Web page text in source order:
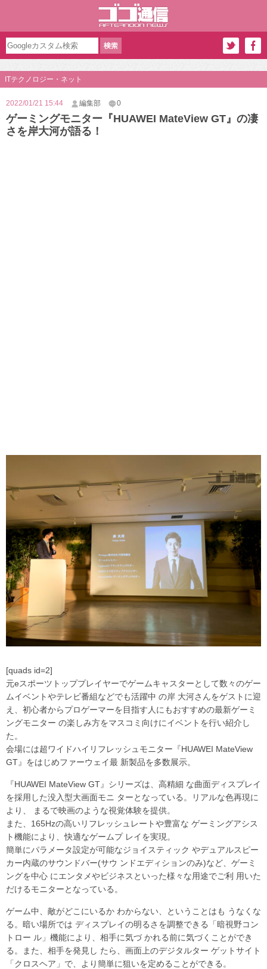
ITテクノロジー・ネット
2022/01/21 15:44 編集部 0
ゲーミングモニター『HUAWEI MateView GT』の凄
さを岸大河が語る！
[quads id=2]
元eスポーツトッププレイヤーでゲームキャスターとして数々のゲー
ムイベントやテレビ番組などでも活躍中 の岸 大河さんをゲストに迎
え、初心者からプロゲーマーを目指す人にもおすすめの最新ゲーミ
ングモニター の楽しみ方をマスコミ向けにイベントを行い紹介し
た。
会場には超ワイドハイリフレッシュモニター『HUAWEI MateView
GT』をはじめファーウェイ最 新製品を多数展示。
『HUAWEI MateView GT』シリーズは、高精細 な曲面ディスプレイ
を採用した没入型大画面モニ ターとなっている。リアルな色再現に
より、 まるで映画のような視覚体験を提供。
また、165Hzの高いリフレッシュレートや豊富な ゲーミングアシス
ト機能により、快適なゲームプ レイを実現。
簡単にパラメータ設定が可能なジョイスティック やデュアルスピー
カー内蔵のサウンドバー(サウ ンドエディションのみ)など、ゲーミ
ングを中心 にエンタメやビジネスといった様々な用途でご利 用いた
だけるモニターとなっている。
ゲーム中、敵がどこにいるか わからない、ということはも うなくな
る。暗い場所では ディスプレイの明るさを調整できる「暗視野コン
トロー ル」機能により、相手に気づ かれる前に気づくことができ
る。また、相手を発見し たら、画面上のデジタルター ゲットサイト
「クロスヘア」で、より簡単に狙いを定めることができる。